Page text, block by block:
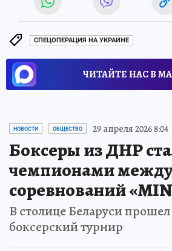
СПЕЦОПЕРАЦИЯ НА УКРАИНЕ
ЧИТАЙТЕ НАС В
НОВОСТИ ОБЩЕСТВО 29 апреля 2026 8:04
Боксеры из ДНР
чемпионами
соревнований
В столице Беларуси
боксерский турнир